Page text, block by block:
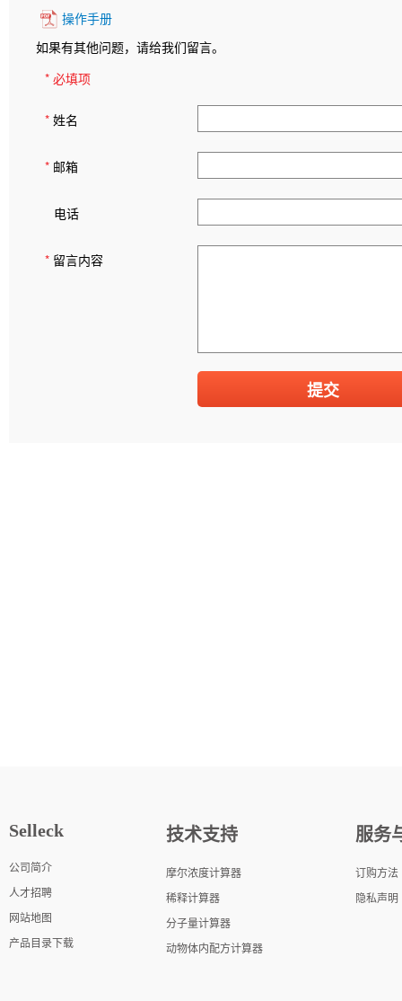
操作手册
如果有其他问题，请给我们留言。
* 必填项
* 姓名
* 邮箱
电话
* 留言内容
Selleck
公司简介
人才招聘
网站地图
产品目录下载
技术支持
摩尔浓度计算器
稀释计算器
分子量计算器
动物体内配方计算器
服务
订购方法
隐私声明